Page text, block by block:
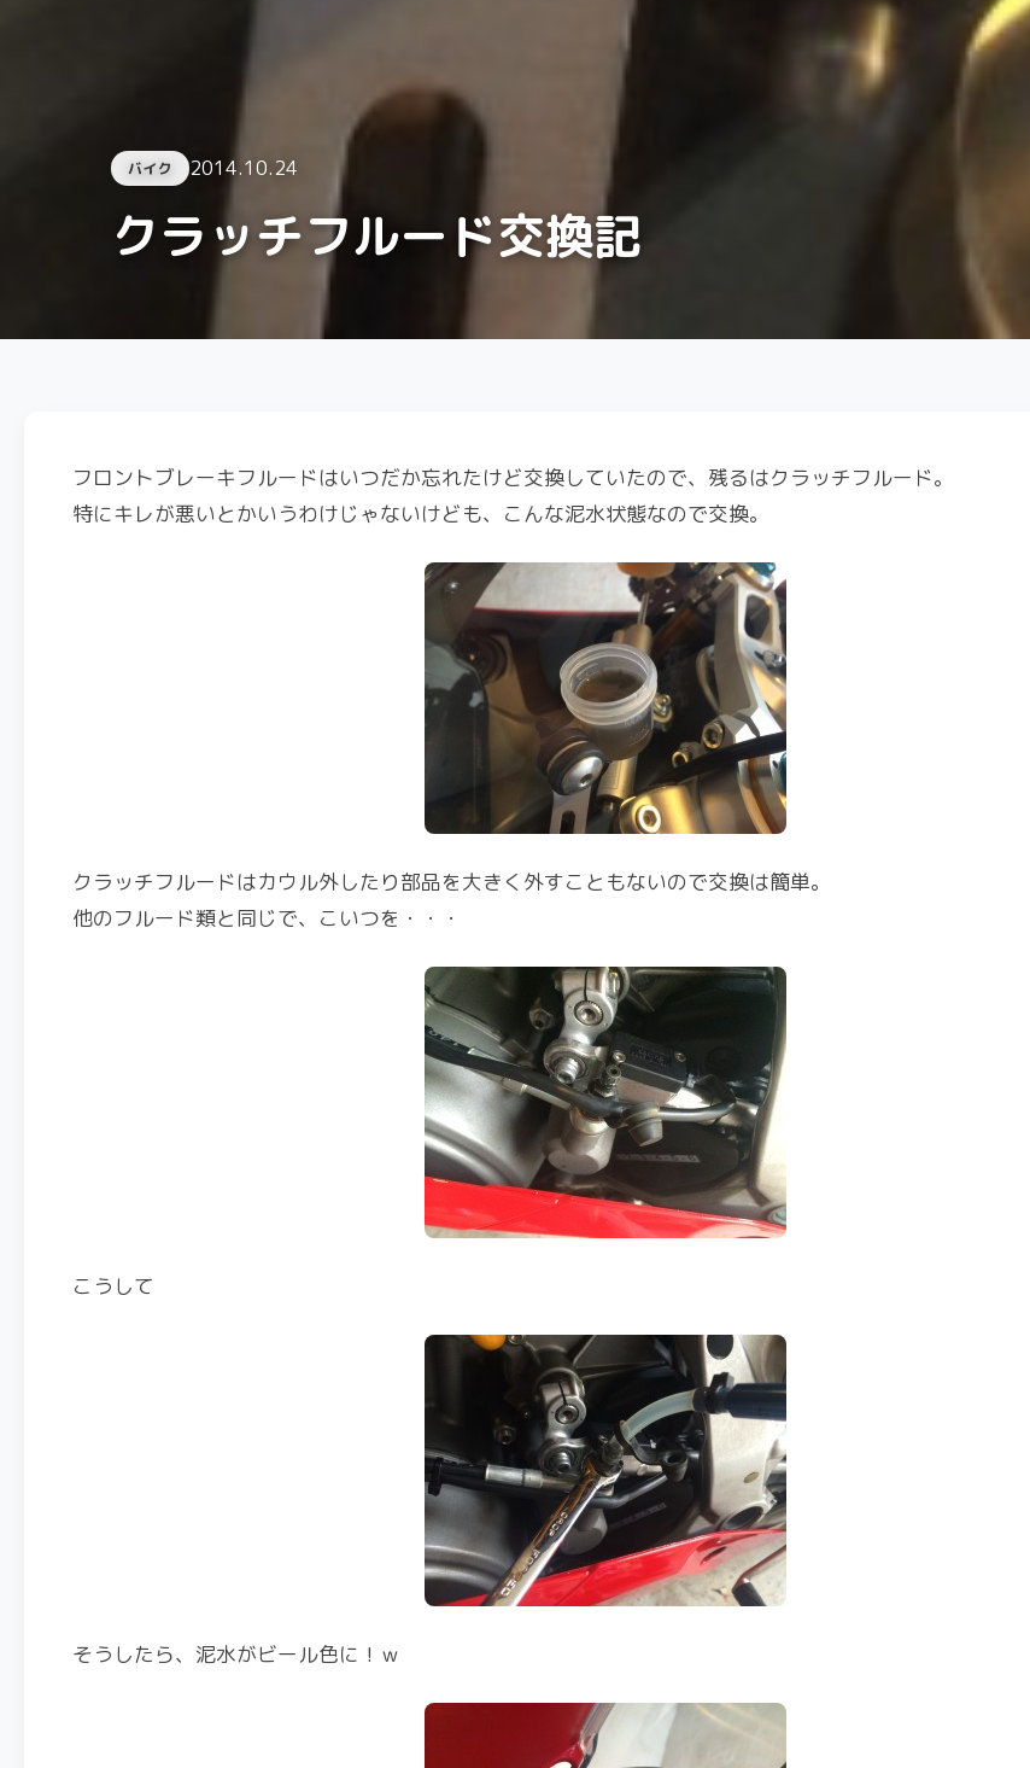
バイク 2014.10.24
クラッチフルード交換記
フロントブレーキフルードはいつだか忘れたけど交換していたので、残るはクラッチフルード。
特にキレが悪いとかいうわけじゃないけども、こんな泥水状態なので交換。
クラッチフルードはカウル外したり部品を大きく外すこともないので交換は簡単。
他のフルード類と同じで、こいつを・・・
こうして
そうしたら、泥水がビール色に！ｗ